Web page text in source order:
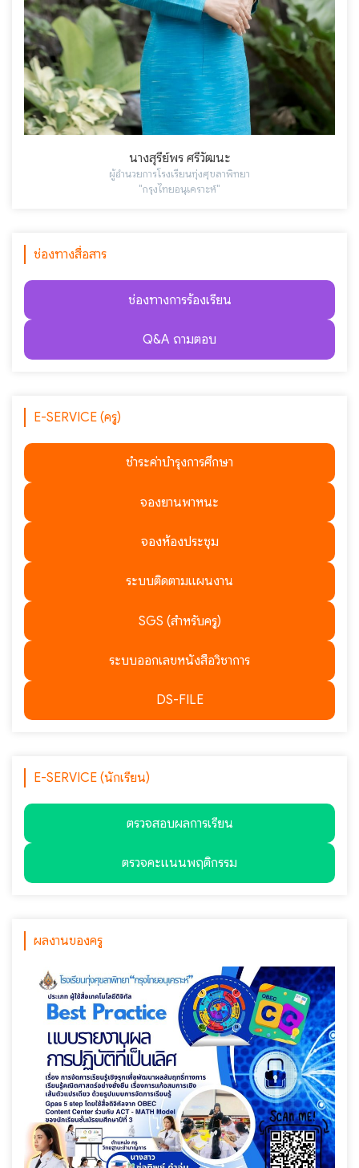
นางสุรีย์พร ศรีวัฒนะ
ผู้อำนวยการโรงเรียนทุ่งศุขลาพิทยา
"กรุงไทยอนุเคราะห์"
ช่องทางสื่อสาร
ช่องทางการร้องเรียน
Q&A ถามตอบ
E-SERVICE (ครู)
ชำระค่าบำรุงการศึกษา
จองยานพาหนะ
จองห้องประชุม
ระบบติดตามแผนงาน
SGS (สำหรับครู)
ระบบออกเลขหนังสือวิชาการ
DS-FILE
E-SERVICE (นักเรียน)
ตรวจสอบผลการเรียน
ตรวจคะแนนพฤติกรรม
ผลงานของครู